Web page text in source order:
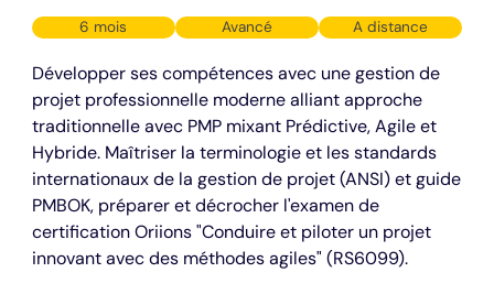
6 mois Avancé A distance
Développer ses compétences avec une gestion de
projet professionnelle moderne alliant approche
traditionnelle avec PMP mixant Prédictive, Agile et
Hybride. Maîtriser la terminologie et les standards
internationaux de la gestion de projet (ANSI) et guide
PMBOK, préparer et décrocher l'examen de
certification Oriions "Conduire et piloter un projet
innovant avec des méthodes agiles" (RS6099).